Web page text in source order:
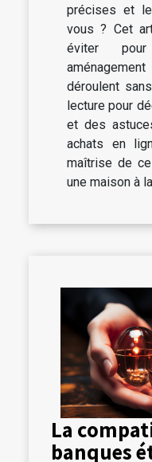
précises et
vous ? Cet
éviter
déroulent
lecture pour
et des
achats en
maîtrise de
une maison à
La
banques